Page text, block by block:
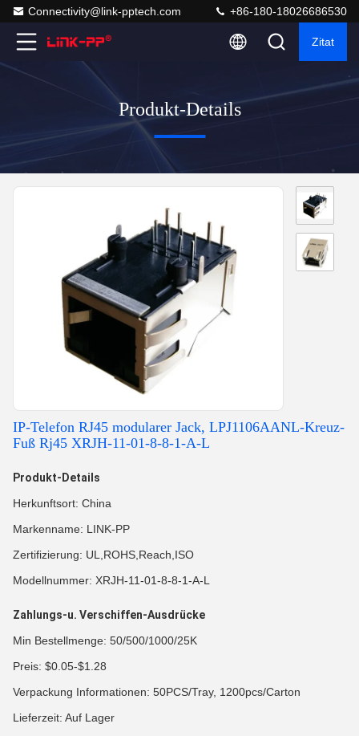
Connectivity@link-pptech.com +86-180-18026686530
Zitat
Produkt-Details
IP-Telefon RJ45 modularer Jack, LPJ1106AANL-Kreuz-
Fuß Rj45 XRJH-11-01-8-8-1-A-L
Produkt-Details
Herkunftsort: China
Markenname: LINK-PP
Zertifizierung: UL,ROHS,Reach,ISO
Modellnummer: XRJH-11-01-8-8-1-A-L
Zahlungs-u. Verschiffen-Ausdrücke
Min Bestellmenge: 50/500/1000/25K
Preis: $0.05-$1.28
Verpackung Informationen: 50PCS/Tray, 1200pcs/Carton
Lieferzeit: Auf Lager